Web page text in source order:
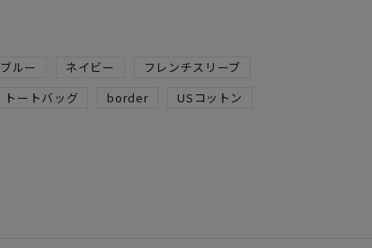
ブルー ネイビー
フレンチスリーブ
トートバッグ border
USコットン